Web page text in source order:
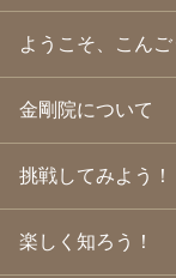
2009年10月(20)
2009年9月 (20)
2009年6月(22)
2009年5月(20)
2009年4月
(24)
2009年3月(21)
2009年2月(19)
2009年1月(25)
ようこそ、こんご
金剛院について
挑戦してみよう！
楽しく知ろう！